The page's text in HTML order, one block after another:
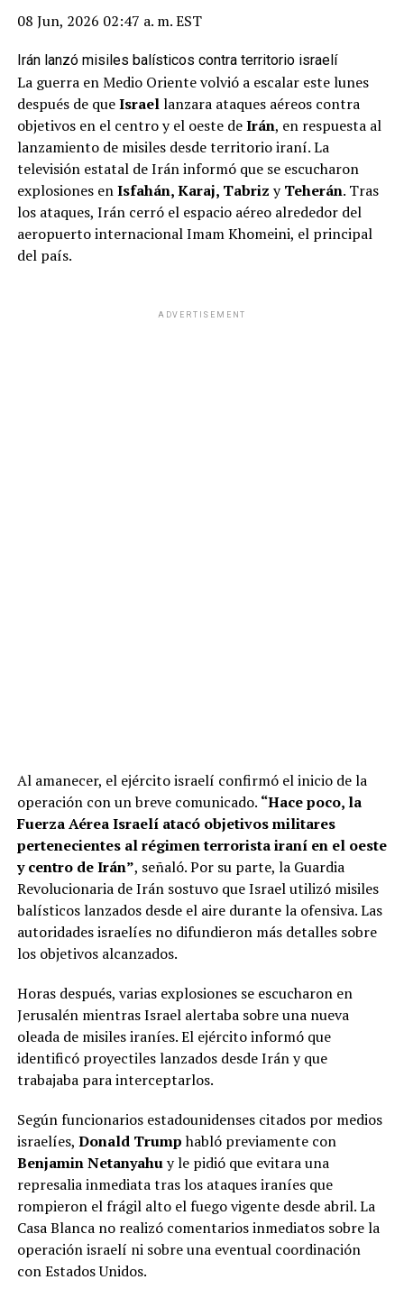
08 Jun, 2026 02:47 a. m. EST
Irán lanzó misiles balísticos contra territorio israelí
La guerra en Medio Oriente volvió a escalar este lunes
después de queIsraellanzara ataques aéreos contra
objetivos en el centro y el oeste deIrán, en respuesta al
lanzamiento de misiles desde territorio iraní. La
televisión estatal de Irán informó que se escucharon
explosiones enIsfahán, Karaj, Tabriz yTeherán. Tras
los ataques, Irán cerró el espacio aéreo alrededor del
aeropuerto internacional Imam Khomeini, el principal
del país.
ADVERTISEMENT
Al amanecer, el ejército israelí confirmó el inicio de la
operación con un breve comunicado. “Hace poco, la
Fuerza Aérea Israelí atacó objetivos militares
pertenecientes al régimen terrorista iraní en el oeste
y centro de Irán”, señaló. Por su parte, la Guardia
Revolucionaria de Irán sostuvo que Israel utilizó misiles
balísticos lanzados desde el aire durante la ofensiva. Las
autoridades israelíes no difundieron más detalles sobre
los objetivos alcanzados.
Horas después, varias explosiones se escucharon en
Jerusalén mientras Israel alertaba sobre una nueva
oleada de misiles iraníes. El ejército informó que
identificó proyectiles lanzados desde Irán y que
trabajaba para interceptarlos.
Según funcionarios estadounidenses citados por medios
israelíes, Donald Trumphabló previamente con
Benjamin Netanyahuy le pidió que evitara una
represalia inmediata tras los ataques iraníes que
rompieron el frágil alto el fuego vigente desde abril. La
Casa Blanca no realizó comentarios inmediatos sobre la
operación israelí ni sobre una eventual coordinación
con Estados Unidos.